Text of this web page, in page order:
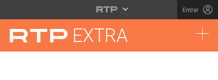
Saltar para o conteúdo principal
Entrar
EXTRA